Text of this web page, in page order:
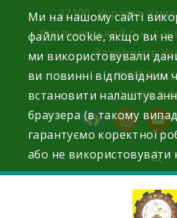
content
32100, Україна,
Хмельницький р-н, с-
Захисників
(03853) 2-
(03853) 3-
facebookinstagram
Ми на нашому сайті
файли cookie, якщо ви не
ми використовували
ви повинні відповідним
встановити
браузера (в такому
гарантуємо коректної
або не використовувати